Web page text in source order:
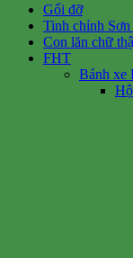
Gối đỡ
Tinh chỉnh
Con lăn chữ
FHT
Bánh xe